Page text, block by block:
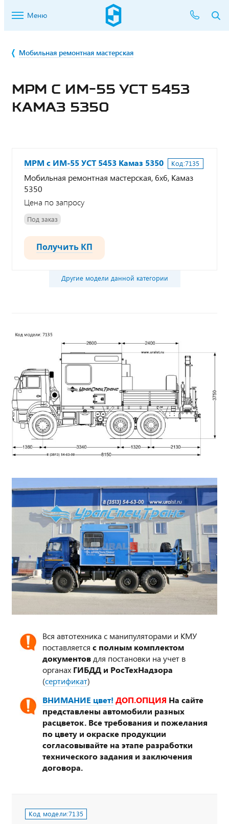
Меню
Мобильная ремонтная мастерская
МРМ С ИМ-55 УСТ 5453
КАМАЗ 5350
МРМ с ИМ-55 УСТ 5453 Камаз 5350 Код:7135
Мобильная ремонтная мастерская, 6х6, Камаз
5350
Цена по запросу
Под заказ
Получить КП
Другие модели данной категории
Вся автотехника с манипуляторами и КМУ
поставляется с полным комплектом
документов для постановки на учет в
органах ГИБДД и РосТехНадзора
(сертификат)
ВНИМАНИЕ цвет! ДОП.ОПЦИЯ На сайте
представлены автомобили разных
расцветок. Все требования и пожелания
по цвету и окраске продукции
согласовывайте на этапе разработки
технического задания и заключения
договора.
Код модели:7135